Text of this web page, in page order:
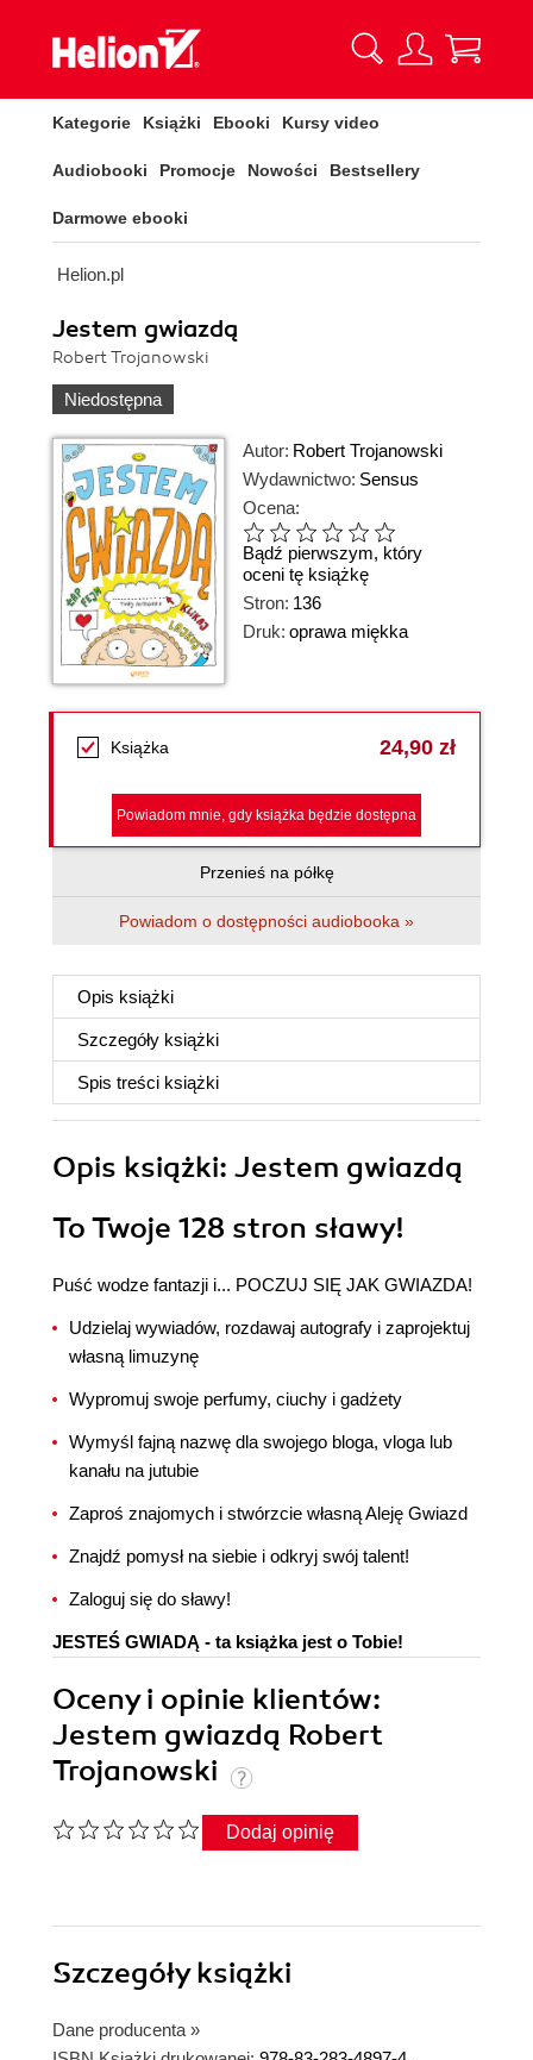
Kategorie Książki Ebooki Kursy video
Audiobooki Promocje Nowości Bestsellery
Darmowe ebooki
Helion.pl
Jestem gwiazdą
Robert Trojanowski
Niedostępna
Autor: Robert Trojanowski
Wydawnictwo: Sensus
Ocena:
Bądź pierwszym, który
oceni tę książkę
Stron: 136
Druk: oprawa miękka
Książka 24,90 zł
Powiadom mnie, gdy książka będzie dostępna
Przenieś na półkę
Powiadom o dostępności audiobooka »
Opis książki
Szczegóły książki
Spis treści książki
Opis książki: Jestem gwiazdą
To Twoje 128 stron sławy!
Puść wodze fantazji i... POCZUJ SIĘ JAK GWIAZDA!
Udzielaj wywiadów, rozdawaj autografy i zaprojektuj
własną limuzynę
Wypromuj swoje perfumy, ciuchy i gadżety
Wymyśl fajną nazwę dla swojego bloga, vloga lub
kanału na jutubie
Zaproś znajomych i stwórzcie własną Aleję Gwiazd
Znajdź pomysł na siebie i odkryj swój talent!
Zaloguj się do sławy!
JESTEŚ GWIADĄ - ta książka jest o Tobie!
Oceny i opinie klientów:
Jestem gwiazdą Robert
Trojanowski
Dodaj opinię
Szczegółyksiążki
Dane producenta »